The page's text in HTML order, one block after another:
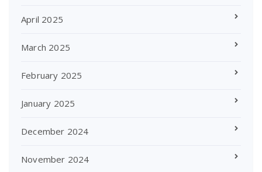
April 2025
March 2025
February 2025
January 2025
December 2024
November 2024